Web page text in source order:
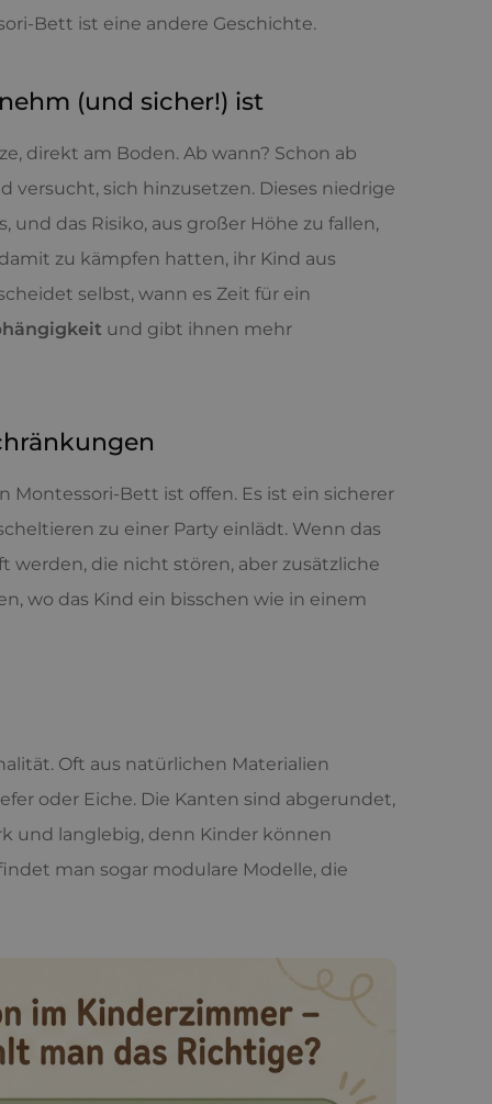
Bett ist eine andere Geschichte.
(und sicher!) ist
direkt am Boden. Ab wann? Schon ab
versucht, sich hinzusetzen. Dieses niedrige
das Risiko, aus großer Höhe zu fallen,
zu kämpfen hatten, ihr Kind aus
selbst, wann es Zeit für ein
und gibt ihnen mehr
Montessori-Bett ist offen. Es ist ein sicherer
zu einer Party einlädt. Wenn das
werden, die nicht stören, aber zusätzliche
wo das Kind ein bisschen wie in einem
Oft aus natürlichen Materialien
oder Eiche. Die Kanten sind abgerundet,
und langlebig, denn Kinder können
man sogar modulare Modelle, die